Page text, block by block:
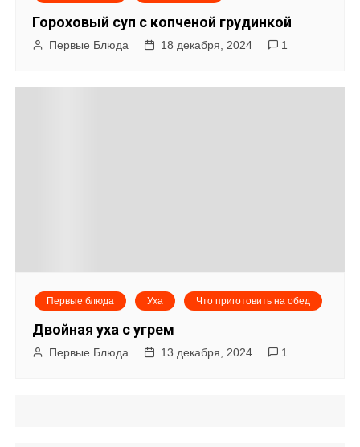
Гороховый суп с копченой грудинкой
Первые Блюда 18 декабря, 2024 1
Первые блюда Уха Что приготовить на обед
Двойная уха с угрем
Первые Блюда 13 декабря, 2024 1